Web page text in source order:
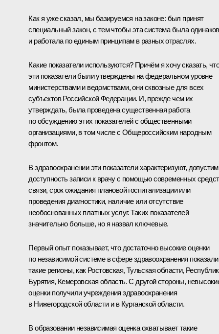
Как я уже сказал, мы базируемся на законе: был принят
специальный закон, с тем чтобы эта система была
и работала по единым принципам в разных отраслях.
Какие показатели используются? Причём я хочу сказать,
эти показатели были утверждены на федеральном уровне
министерствами и ведомствами, они сквозные для всех
субъектов Российской Федерации. И, прежде чем их
утверждать, была проведена существенная работа
по обсуждению этих показателей с общественными
организациями, в том числе с Общероссийским народным
фронтом.
В здравоохранении эти показатели характеризуют,
доступность записи к врачу с помощью современных
связи, срок ожидания плановой госпитализации или
проведения диагностики, наличие или отсутствие
необоснованных платных услуг. Таких показателей
значительно больше, но я назвал ключевые.
Первый опыт показывает, что достаточно высокие оценки
по независимой системе в сфере здравоохранения показали
такие регионы, как Ростовская, Тульская области,
Бурятия, Кемеровская область. С другой стороны,
оценки получили учреждения здравоохранения
в Нижегородской области и в Курганской области.
В образовании независимая оценка охватывает такие